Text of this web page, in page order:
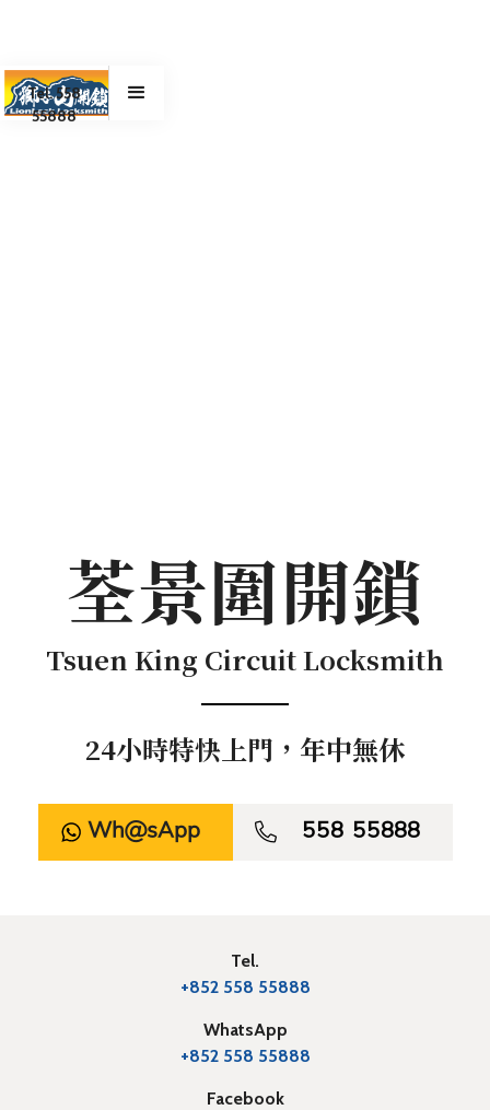
Tel. 558
55888
荃景圍開鎖
Tsuen King Circuit Locksmith
24小時特快上門，年中無休
WhatsApp  558 55888
Tel.
+852 558 55888
WhatsApp
+852 558 55888
Facebook